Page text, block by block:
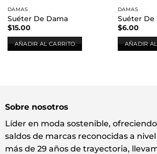
DAMAS
Suéter De Dama
$15.00
AÑADIR AL CARRITO
DAMAS
Suéter De
$6.00
AÑADIR
Sobre nosotros
Líder en moda sostenible,
saldos de marcas reconocidas a
más de 29 años de trayectoria,